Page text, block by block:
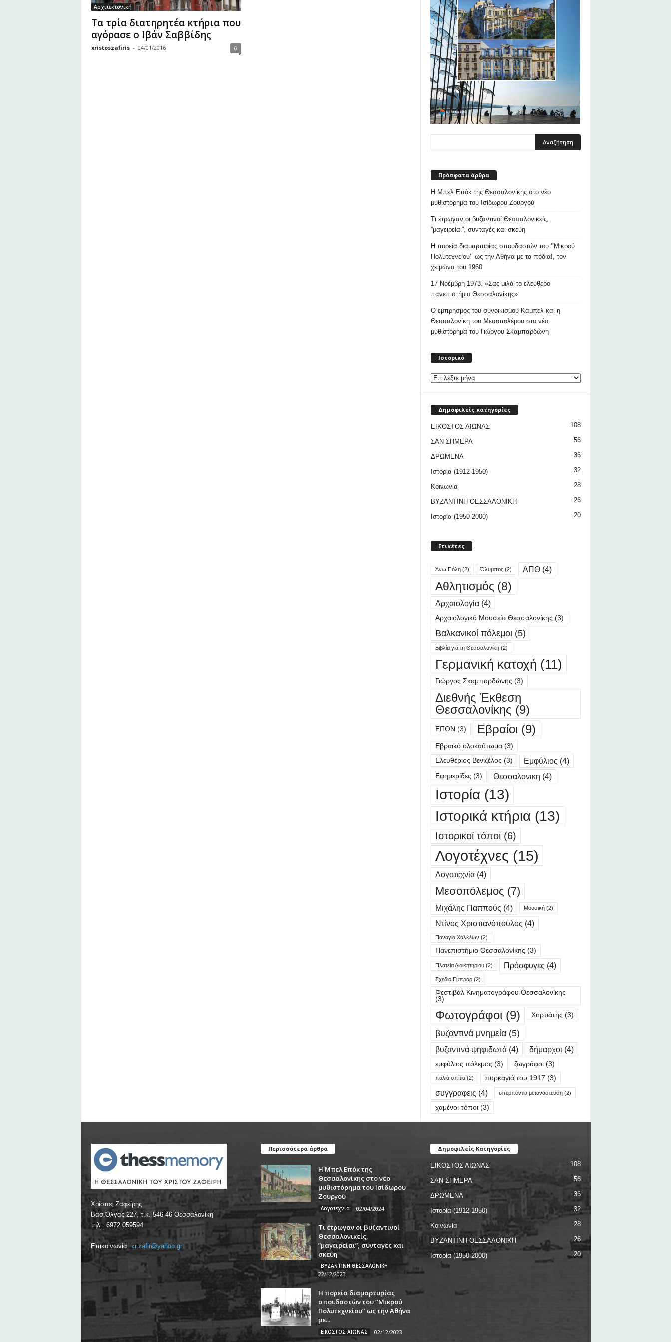
Αρχιτεκτονική
Τα τρία διατηρητέα κτήρια που
αγόρασε ο Ιβάν Σαββίδης
xristoszafiris - 04/01/2016 0
Πρόσφατα άρθρα
Η Μπελ Επόκ της Θεσσαλονίκης στο νέο
μυθιστόρημα του Ισίδωρου Ζουργού
Τι έτρωγαν οι βυζαντινοί Θεσσαλονικείς,
”μαγειρείαι”, συνταγές και σκεύη
Η πορεία διαμαρτυρίας σπουδαστών του ‘’Μικρού
Πολυτεχνείου’’ ως την Αθήνα με τα πόδια!, τον
χειμώνα του 1960
17 Νοέμβρη 1973. «Σας μιλά το ελεύθερο
πανεπιστήμιο Θεσσαλονίκης»
Ο εμπρησμός του συνοικισμού Κάμπελ και η
Θεσσαλονίκη του Μεσοπολέμου στο νέο
μυθιστόρημα του Γιώργου Σκαμπαρδώνη
Ιστορικό
Δημοφιλείς κατηγορίες
ΕΙΚΟΣΤΟΣ ΑΙΩΝΑΣ 108
ΣΑΝ ΣΗΜΕΡΑ 56
ΔΡΩΜΕΝΑ 36
Ιστορία (1912-1950) 32
Κοινωνία 28
ΒΥΖΑΝΤΙΝΗ ΘΕΣΣΑΛΟΝΙΚΗ 26
Ιστορία (1950-2000) 20
Ετικέτες
Άνω Πόλη(2) Όλυμπος(2) ΑΠΘ(4)
Αθλητισμός (8)
Αρχαιολογία(4)
Αρχαιολογικό Μουσείο Θεσσαλονίκης (3)
Βαλκανικοί πόλεμοι (5)
Βιβλία για τη Θεσσαλονίκη(2)
Γερμανική κατοχή (11)
Γιώργος Σκαμπαρδώνης (3)
Διεθνής Έκθεση
Θεσσαλονίκης (9)
ΕΠΟΝ (3) Εβραίοι (9)
Εβραϊκό ολοκαύτωμα(3)
Ελευθέριος Βενιζέλος (3) Εμφύλιος (4)
Εφημερίδες (3) Θεσσαλονικη (4)
Ιστορία(13)
Ιστορικά κτήρια(13)
Ιστορικοί τόποι(6)
Λογοτέχνες (15)
Λογοτεχνία(4)
Μεσοπόλεμος (7)
Μιχάλης Παππούς (4) Μουσική(2)
Ντίνος Χριστιανόπουλος (4)
Παναγία Χαλκέων (2)
Πανεπιστήμιο Θεσσαλονίκης (3)
Πλατεία Διοικητηρίου(2) Πρόσφυγες (4)
Σχέδιο Εμπράρ(2)
Φεστιβάλ Κινηματογράφου Θεσσαλονίκης
(3)
Φωτογράφοι (9) Χορτιάτης (3)
βυζαντινά μνημεία(5)
βυζαντινά ψηφιδωτά(4) δήμαρχοι (4)
εμφύλιος πόλεμος (3) ζωγράφοι(3)
παλιά σπίτια(2) πυρκαγιά του 1917 (3)
συγγραφεις (4) υπερπόντια μετανάστευση(2)
χαμένοι τόποι(3)
Χρίστος Ζαφείρης
Βασ.Όλγας 227, τ.κ. 546 46 Θεσσαλονίκη
τηλ.: 6972 059594
Επικοινωνία:xr.zafir@yahoo.gr
Περισσότερα άρθρα
Η Μπελ Επόκ της
Θεσσαλονίκης στο νέο
μυθιστόρημα του Ισίδωρου
Ζουργού
Λογοτεχνία 02/04/2024
Τι έτρωγαν οι βυζαντινοί
Θεσσαλονικείς,
”μαγειρείαι”, συνταγές και
σκεύη
ΒΥΖΑΝΤΙΝΗ ΘΕΣΣΑΛΟΝΙΚΗ
22/12/2023
Η πορεία διαμαρτυρίας
σπουδαστών του ‘’Μικρού
Πολυτεχνείου’’ ως την Αθήνα
με...
ΕΙΚΟΣΤΟΣ ΑΙΩΝΑΣ 02/12/2023
Δημοφιλείς Κατηγορίες
ΕΙΚΟΣΤΟΣ ΑΙΩΝΑΣ 108
ΣΑΝ ΣΗΜΕΡΑ 56
ΔΡΩΜΕΝΑ 36
Ιστορία (1912-1950) 32
Κοινωνία 28
ΒΥΖΑΝΤΙΝΗ ΘΕΣΣΑΛΟΝΙΚΗ 26
Ιστορία (1950-2000) 20